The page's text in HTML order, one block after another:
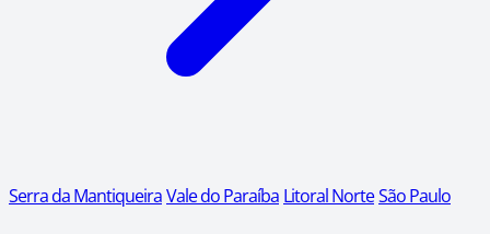
Serra da MantiqueiraVale do Paraíba Litoral NorteSão Paulo